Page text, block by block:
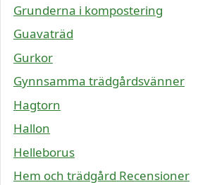
Grunderna i kompostering
Guavaträd
Gurkor
Gynnsamma trädgårdsvänner
Hagtorn
Hallon
Helleborus
Hem och trädgård Recensioner